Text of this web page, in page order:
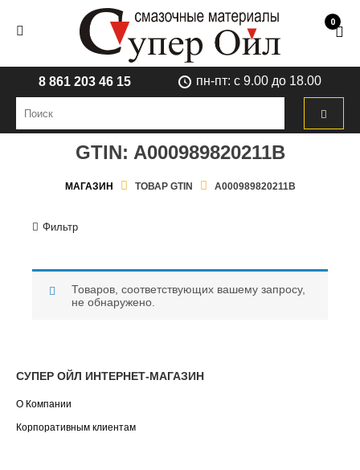
0
8 861 203 46 15 пн-пт: с 9.00 до 18.00
GTIN: A000989820211B
МАГАЗИН ТОВАР GTIN A000989820211B
Фильтр
Товаров, соответствующих вашему запросу,
не обнаружено.
СУПЕР ОЙЛ ИНТЕРНЕТ-МАГАЗИН
О Компании
Корпоративным клиентам